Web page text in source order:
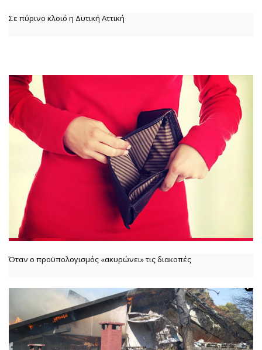
Σε πύρινο κλοιό η Δυτική Αττική
Όταν ο προϋπολογισμός «ακυρώνει» τις διακοπές